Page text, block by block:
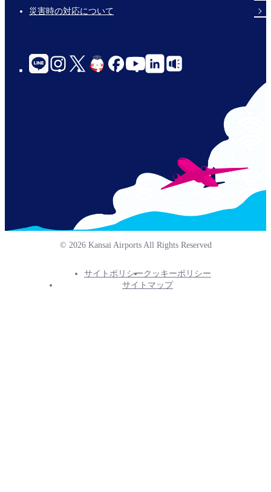
災害時の対応について
social-
links-
© 2026 Kansai Airports All Rights Reserved
サイトポリシークッキーポリシー
サイトマップ